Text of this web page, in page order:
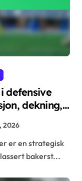
defensive
dekning,
2026
bakerst...